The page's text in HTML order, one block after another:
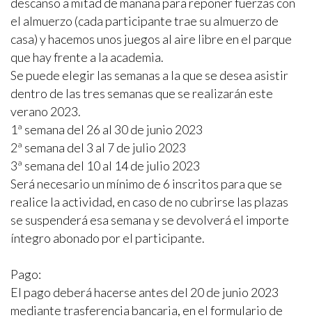
el almuerzo (cada participante trae su almuerzo de
casa) y hacemos unos juegos al aire libre en el parque
que hay frente a la academia.
Se puede elegir las semanas a la que se desea asistir
dentro de las tres semanas que se realizarán este
verano 2023.
1ª semana del 26 al 30 de junio 2023
2ª semana del 3 al 7 de julio 2023
3ª semana del 10 al 14 de julio 2023
Será necesario un mínimo de 6 inscritos para que se
realice la actividad, en caso de no cubrirse las plazas
se suspenderá esa semana y se devolverá el importe
íntegro abonado por el participante.
Pago:
El pago deberá hacerse antes del 20 de junio 2023
mediante trasferencia bancaria, en el formulario de